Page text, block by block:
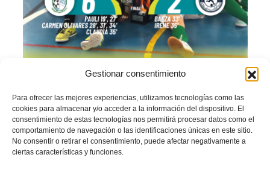
Gestionar consentimiento
Para ofrecer las mejores experiencias, utilizamos tecnologías como las
cookies para almacenar y/o acceder a la información del dispositivo. El
consentimiento de estas tecnologías nos permitirá procesar datos como el
comportamiento de navegación o las identificaciones únicas en este sitio.
No consentir o retirar el consentimiento, puede afectar negativamente a
ciertas características y funciones.
III La Nostra Copa Valenta
de futsal